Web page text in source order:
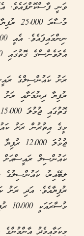
ވަނީ ފާސްކޮށްފައެވެ.
އެލަވެންސްގެ ގޮތުގައި 5،600 ރުފިޔާއެވެ.
ރުފިޔާ ދިނުމަށާއި
މީގެ އިތުރުން ރަށު
ޖުމުލަ
ރުފިޔާއެވެ. އަދި ރަށު
މުސާރައަކީ 10،000 ރުފިޔާއެވެ.
މިކަމާއިމެދު